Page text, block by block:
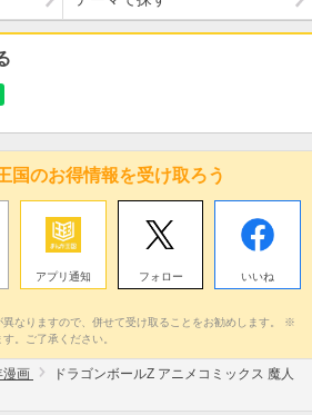
国のお得情報を受け取ろう
アプリ通知 フォロー いいね
なりますので、併せて受け取ることをお勧めします。 ※
。ご了承ください。
漫画
ドラゴンボールZ アニメコミックス 魔人